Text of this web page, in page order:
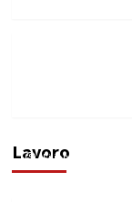
Lavoro
L’ingegnere
di un
Filippo Cardinale